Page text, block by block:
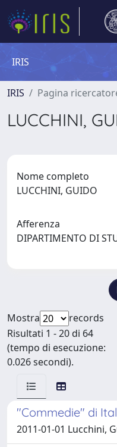
IRIS
IRIS Pagina
LUCCHINI,
Nome completo
LUCCHINI, GUIDO
Afferenza
DIPARTIMENTO DI
Mostra
records
Risultati 1 - 20 di 64
(tempo di esecuzione:
0.026 secondi).
"Commedie" di
2011-01-01 Lucchini,